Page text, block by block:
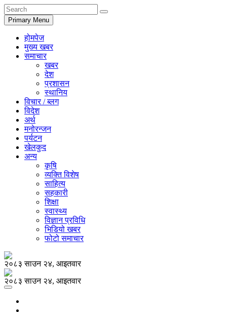
Primary Menu
होमपेज
मुख्य खबर
समाचार
खबर
देश
प्रशासन
स्थानिय
विचार / ब्लग
विदेश
अर्थ
मनोरन्जन
पर्यटन
खेलकुद
अन्य
कृषि
व्यक्ति विशेष
साहित्य
सहकारी
शिक्षा
स्वास्थ्य
विज्ञान प्रविधि
भिडियो खबर
फोटो समाचार
२०८३ साउन २४, आइतवार
२०८३ साउन २४, आइतवार